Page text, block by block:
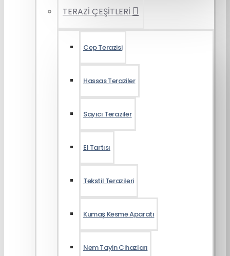
TERAZİ ÇEŞİTLERİ
Cep Terazisi
Hassas Teraziler
Sayıcı Teraziler
El Tartısı
Tekstil Terazileri
Kumaş Kesme Aparatı
Nem Tayin Cihazları